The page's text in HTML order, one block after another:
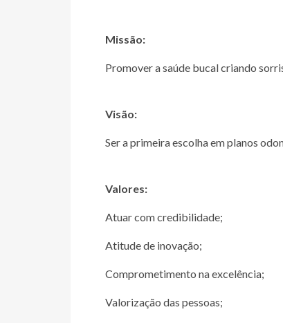
Missão:
Promover a saúde bucal criando
Visão:
Ser a primeira escolha em planos
Valores:
Atuar com credibilidade;
Atitude de inovação;
Comprometimento na excelência;
Valorização das pessoas;